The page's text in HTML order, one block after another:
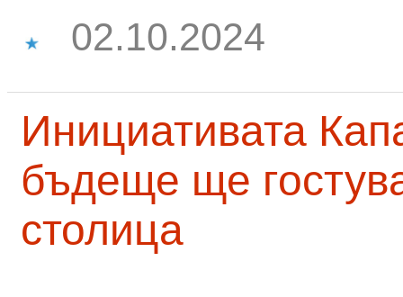
02.10.2024
Инициативата
бъдеще ще
столица